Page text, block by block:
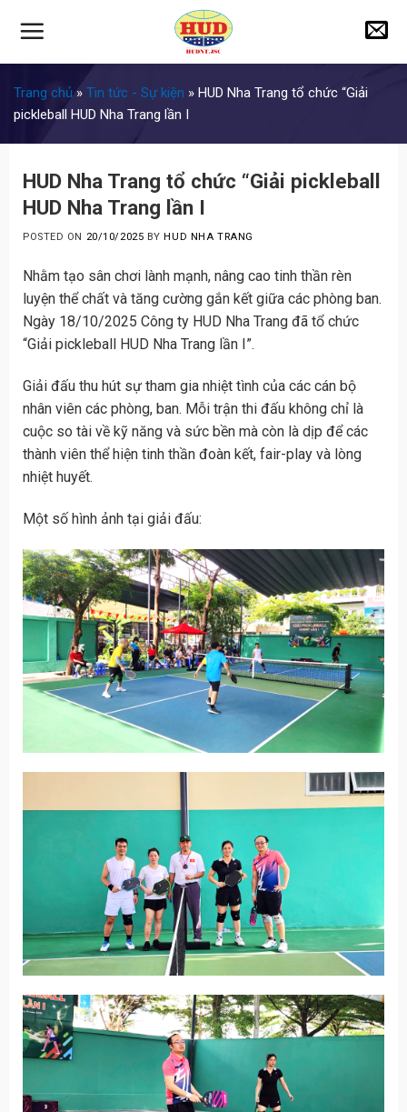
Trang chủ» Tin tức - Sự kiện » HUD Nha Trang tổ chức “Giải
pickleball HUD Nha Trang lần I
HUD Nha Trang tổ chức “Giải pickleball
HUD Nha Trang lần I
POSTED ON 20/10/2025 BY HUD NHA TRANG
Nhằm tạo sân chơi lành mạnh, nâng cao tinh thần rèn
luyện thể chất và tăng cường gắn kết giữa các phòng ban.
Ngày 18/10/2025 Công ty HUD Nha Trang đã tổ chức
“Giải pickleball HUD Nha Trang lần I”.
Giải đấu thu hút sự tham gia nhiệt tình của các cán bộ
nhân viên các phòng, ban. Mỗi trận thi đấu không chỉ là
cuộc so tài về kỹ năng và sức bền mà còn là dịp để các
thành viên thể hiện tinh thần đoàn kết, fair-play và lòng
nhiệt huyết.
Một số hình ảnh tại giải đấu: